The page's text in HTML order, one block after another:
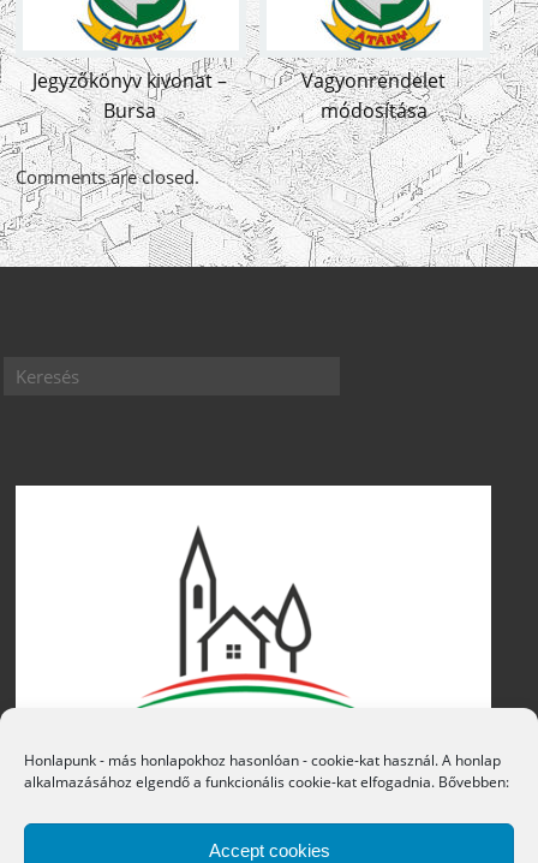
Honlapunk - más honlapokhoz hasonlóan - cookie-kat használ. A honlap
alkalmazásához elgendő a funkcionális cookie-kat elfogadnia. Bővebben:
Accept cookies
Jegyzőkönyv kivonat –
Bursa
Vagyonrendelet
módosítása
Comments are closed.